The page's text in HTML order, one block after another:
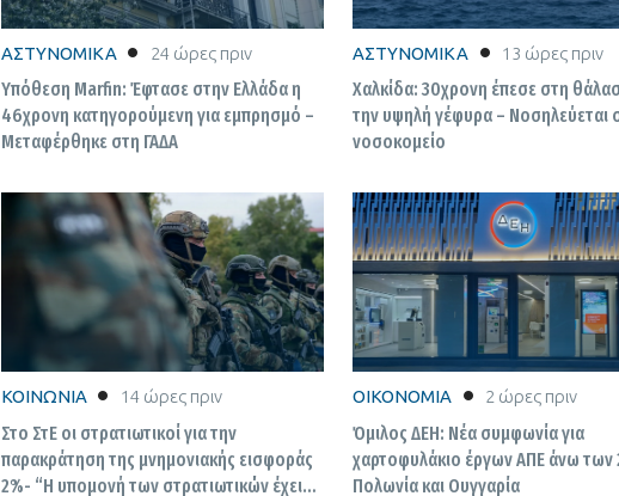
ΑΣΤΥΝΟΜΙΚΑ 24 ώρες πριν
Υπόθεση Marfin: Έφτασε στην Ελλάδα η
46χρονη κατηγορούμενη για εμπρησμό –
Μεταφέρθηκε στη ΓΑΔΑ
ΑΣΤΥΝΟΜΙΚΑ 13 ώρες πριν
Χαλκίδα: 30χρονη έπεσε στη
την υψηλή γέφυρα – Νοσηλεύεται
νοσοκομείο
ΚΟΙΝΩΝΙΑ 14 ώρες πριν
Στο ΣτΕ οι στρατιωτικοί για την
παρακράτηση της μνημονιακής εισφοράς
2%- “Η υπομονή των στρατιωτικών έχει
ΟΙΚΟΝΟΜΙΑ 2 ώρες πριν
Όμιλος ΔΕΗ: Νέα συμφωνία για
χαρτοφυλάκιο έργων ΑΠΕ άνω των
Πολωνία και Ουγγαρία